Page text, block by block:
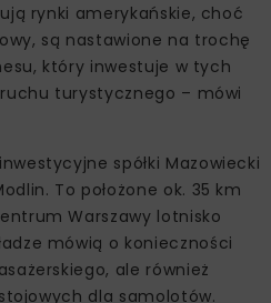
rynki amerykańskie, choć
są nastawione na trochę
który inwestuje w tych
turystycznego – mówi
spółki Mazowiecki
To położone ok. 35 km
Warszawy lotnisko
mówią o konieczności
ale również
dla samolotów.